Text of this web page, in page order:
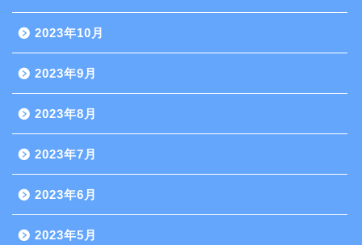
2023年10月
2023年9月
2023年8月
2023年7月
2023年6月
2023年5月